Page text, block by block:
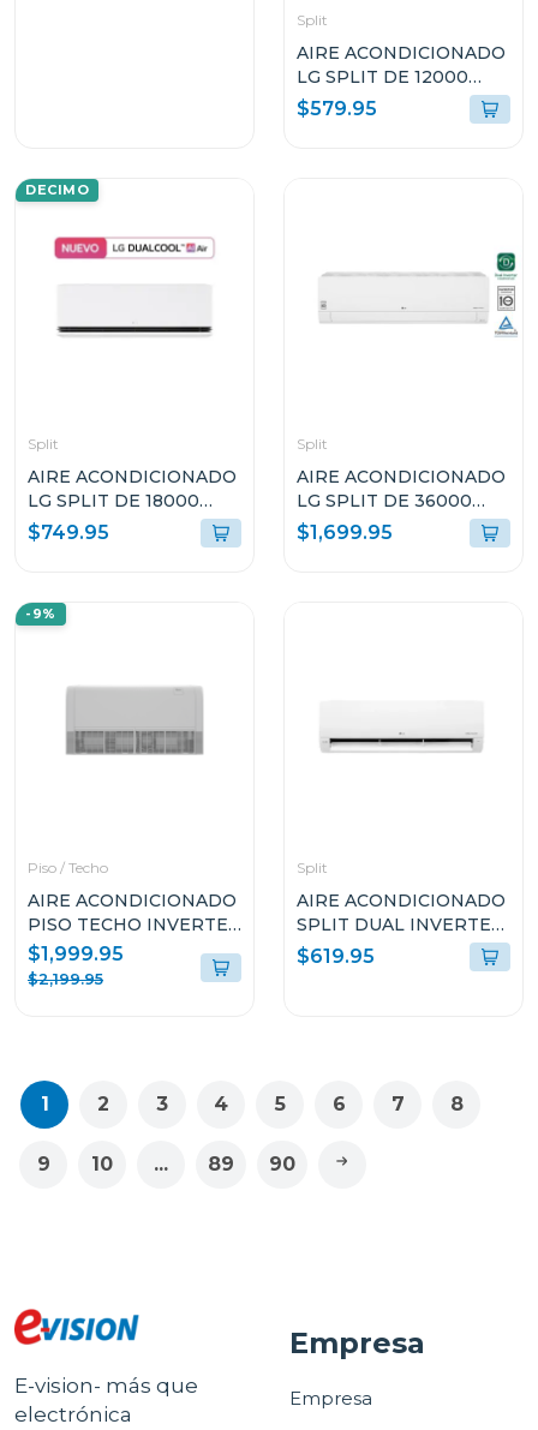
Split
AIRE ACONDICIONADO
LG SPLIT DE 12000
BTU DUAL AI
INVERTER KW
$579.95
DECIMO
Split
AIRE ACONDICIONADO
LG SPLIT DE 18000
BTU DUACOOL AI
INVERTER VF182C31
$749.95
Split
AIRE ACONDICIONADO
LG SPLIT DE 36000
BTU DUAL INVERTER
SW362H8
$1,699.95
-9%
Piso / Techo
AIRE ACONDICIONADO
PISO TECHO INVERTER
HISENSE 52000 BTU
AUV60TR5RF3
$1,999.95
$2,199.95
Split
AIRE ACONDICIONADO
SPLIT DUAL INVERTER
18000BTU LG KW
MANAGER THINQ
$619.95
1 2 3 4 5 6 7 8
9 10 ... 89 90
E-vision- más que
electrónica
Empresa
Empresa